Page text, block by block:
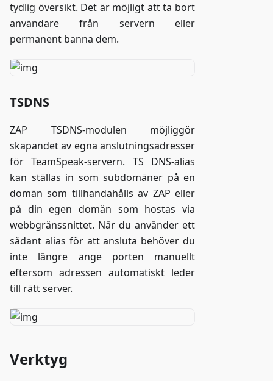
tydlig översikt. Det är möjligt att ta bort
användare från servern eller
permanent banna dem.
TSDNS
ZAP TSDNS-modulen möjliggör
skapandet av egna anslutningsadresser
för TeamSpeak-servern. TS DNS-alias
kan ställas in som subdomäner på en
domän som tillhandahålls av ZAP eller
på din egen domän som hostas via
webbgränssnittet. När du använder ett
sådant alias för att ansluta behöver du
inte längre ange porten manuellt
eftersom adressen automatiskt leder
till rätt server.
Verktyg